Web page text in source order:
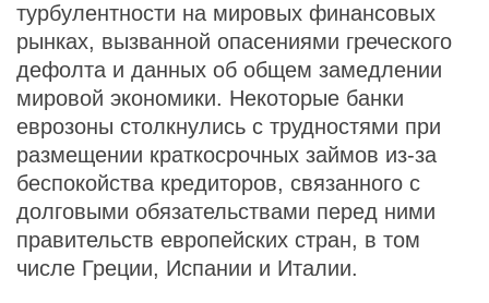
турбулентности на мировых финансовых
рынках, вызванной опасениями греческого
дефолта и данных об общем замедлении
мировой экономики. Некоторые банки
еврозоны столкнулись с трудностями при
размещении краткосрочных займов из-за
беспокойства кредиторов, связанного с
долговыми обязательствами перед ними
правительств европейских стран, в том
числе Греции, Испании и Италии.